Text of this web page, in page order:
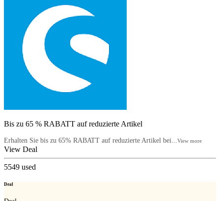
Bis zu 65 % RABATT auf reduzierte Artikel
Erhalten Sie bis zu 65% RABATT auf reduzierte Artikel bei...View more
View Deal
5549 used
Deal